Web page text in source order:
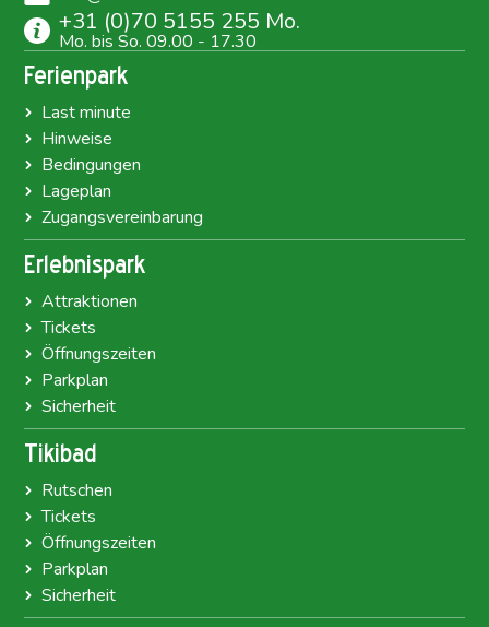
+31 (0)70 5155 255 Mo.
Mo. bis So. 09.00 - 17.30
Ferienpark
Last minute
Hinweise
Bedingungen
Lageplan
Zugangsvereinbarung
Erlebnispark
Attraktionen
Tickets
Öffnungszeiten
Parkplan
Sicherheit
Tikibad
Rutschen
Tickets
Öffnungszeiten
Parkplan
Sicherheit